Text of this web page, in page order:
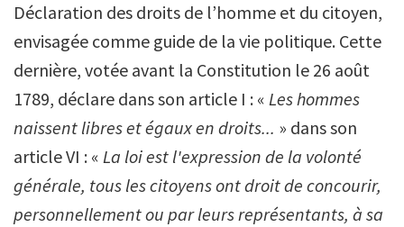
Déclaration des droits de l’homme et du citoyen,
envisagée comme guide de la vie politique. Cette
dernière, votée avant la Constitution le 26 août
1789, déclare dans son article I : « Les hommes
naissent libres et égaux en droits... » dans son
article VI : « La loi est l'expression de la volonté
générale, tous les citoyens ont droit de concourir,
personnellement ou par leurs représentants, à sa